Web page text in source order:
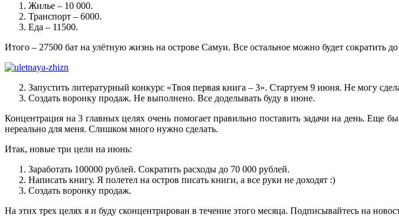
Жилье – 10 000.
Транспорт – 6000.
Еда – 11500.
Итого – 27500 бат на улётную жизнь на острове Самуи. Все остальное можно будет сократить
Запустить литературный конкурс «Твоя первая книга – 3». Стартуем 9 июня. Не могу
Создать воронку продаж. Не выполнено. Все доделывать буду в июне.
Концентрация на 3 главных целях очень помогает правильно поставить задачи на день.
нереально для меня. Слишком много нужно сделать.
Итак, новые три цели на июнь:
Заработать 100000 рублей. Сократить расходы до 70 000 рублей.
Написать книгу. Я полетел на остров писать книги, а все руки не доходят :)
Создать воронку продаж.
На этих трех целях я и буду сконцентрирован в течение этого месяца. Подписывайтесь на